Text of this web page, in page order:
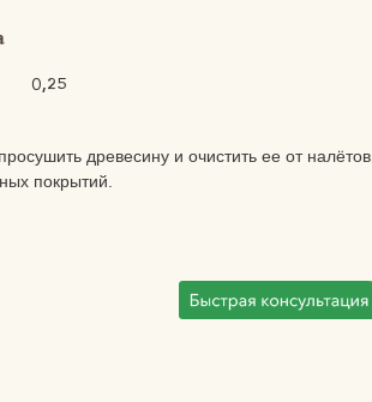
0,25
древесину и очистить ее от налётов,
покрытий.